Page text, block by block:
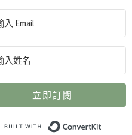
立即訂閱